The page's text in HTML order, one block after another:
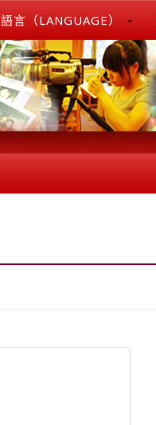
語言（LANGUAGE）